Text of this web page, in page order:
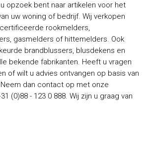
opzoek bent naar artikelen voor het
uw woning of bedrijf. Wij verkopen
rookmelders,
gasmelders of hittemelders. Ook
brandblussers, blusdekens en
bekende fabrikanten. Heeft u vragen
of wilt u advies ontvangen op basis van
dan contact op met onze
(0)88 - 123 0 888. Wij zijn u graag van